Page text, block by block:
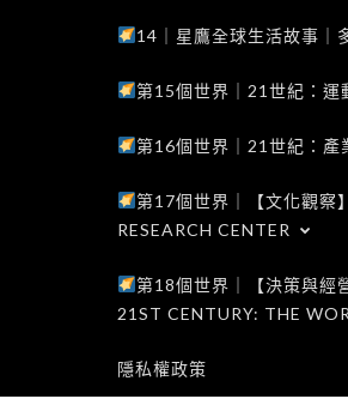
14｜星鷹全球生活故事｜
第15個世界｜21世紀：運
第16個世界｜21世紀：
第17個世界｜【文化觀察
RESEARCH CENTER
第18個世界｜【決策與
21ST CENTURY: THE
隱私權政策